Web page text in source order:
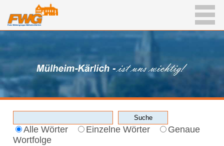
Alle Wörter Einzelne Wörter
Genaue
Wortfolge